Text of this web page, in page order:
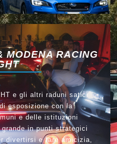
MODENA RACING
e gli altri raduni satici
esposizione con la
e delle istituzioni
in punti strategici
divertirsi e fare amicizia,